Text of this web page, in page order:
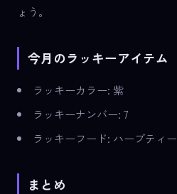
ょう。
今月のラッキーアイテム
ラッキーカラー: 紫
ラッキーナンバー: 7
ラッキーフード: ハーブティー
まとめ